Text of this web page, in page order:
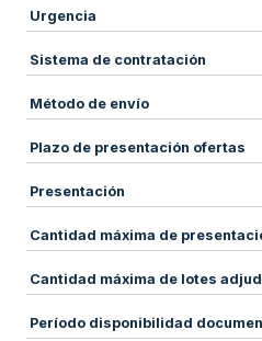
Urgencia
Sistema de contratación
Método de envío
Plazo de presentación ofertas
Presentación
Cantidad máxima de
Cantidad máxima de lotes
Período disponibilidad